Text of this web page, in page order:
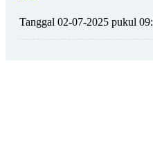
Tanggal 02-07-2025 pukul